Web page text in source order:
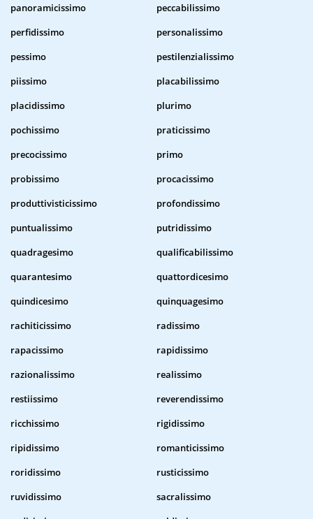
panoramicissimo
peccabilissimo
perfidissimo
personalissimo
pessimo
pestilenzialissimo
piissimo
placabilissimo
placidissimo
plurimo
pochissimo
praticissimo
precocissimo
primo
probissimo
procacissimo
produttivisticissimo
profondissimo
puntualissimo
putridissimo
quadragesimo
qualificabilissimo
quarantesimo
quattordicesimo
quindicesimo
quinquagesimo
rachiticissimo
radissimo
rapacissimo
rapidissimo
razionalissimo
realissimo
restiissimo
reverendissimo
ricchissimo
rigidissimo
ripidissimo
romanticissimo
roridissimo
rusticissimo
ruvidissimo
sacralissimo